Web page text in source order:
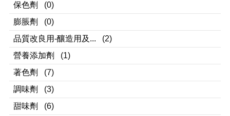
保色劑
(0)
膨脹劑
(0)
品質改良用-釀造用及...
(2)
營養添加劑
(1)
著色劑
(7)
調味劑
(3)
甜味劑
(6)